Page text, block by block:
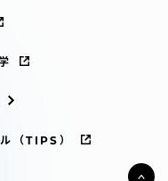
（TIPS）